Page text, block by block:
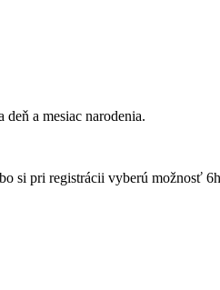
a mesiac narodenia.
si pri registrácii vyberú možnosť